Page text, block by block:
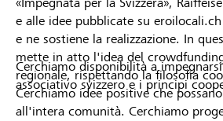
e alle idee pubblicate su
e ne sostiene la realizzazione. In
mette in atto l'idea del
regionale, rispettando la filosofia
Cerchiamo idee positive che
all'intera comunità. Cerchiamo
Cerchiamo disponibilità a
associativo svizzero e i principi